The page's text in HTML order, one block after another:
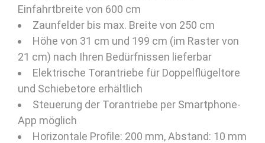
Einfahrtbreite von 600 cm
Zaunfelder bis max. Breite von 250 cm
Höhe von 31 cm und 199 cm (im Raster von
21 cm) nach Ihren Bedürfnissen lieferbar
Elektrische Torantriebe für Doppelflügeltore
und Schiebetore erhältlich
Steuerung der Torantriebe per Smartphone-
App möglich
Horizontale Profile: 200 mm, Abstand: 10 mm